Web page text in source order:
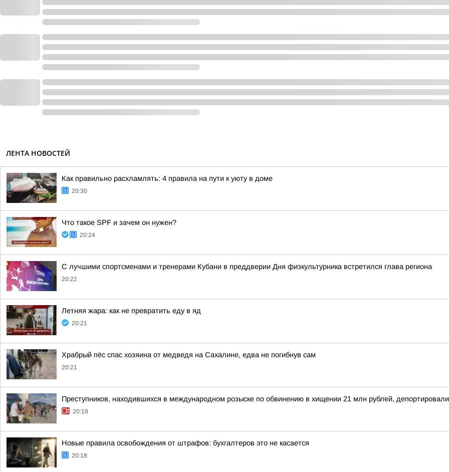
ЛЕНТА НОВОСТЕЙ
Как правильно расхламлять: 4 правила на пути к уюту в доме
20:30
Что такое SPF и зачем он нужен?
20:24
С лучшими спортсменами и тренерами Кубани в преддверии Дня физкультурника встретился глава региона
20:22
Летняя жара: как не превратить еду в яд
20:21
Храбрый пёс спас хозяина от медведя на Сахалине, едва не погибнув сам
20:21
Преступников, находившихся в международном розыске по обвинению в хищении 21 млн рублей,
20:18
Новые правила освобождения от штрафов: бухгалтеров это не касается
20:18